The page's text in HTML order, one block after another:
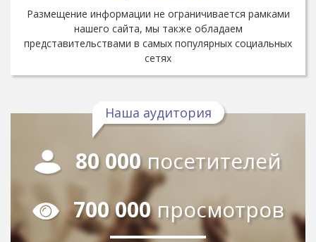
Размещение информации не ограничивается рамками
нашего сайта, мы также обладаем
представительствами в самых популярных социальных
сетях
Наша аудитория
80 000посетителей
700 000просмотров